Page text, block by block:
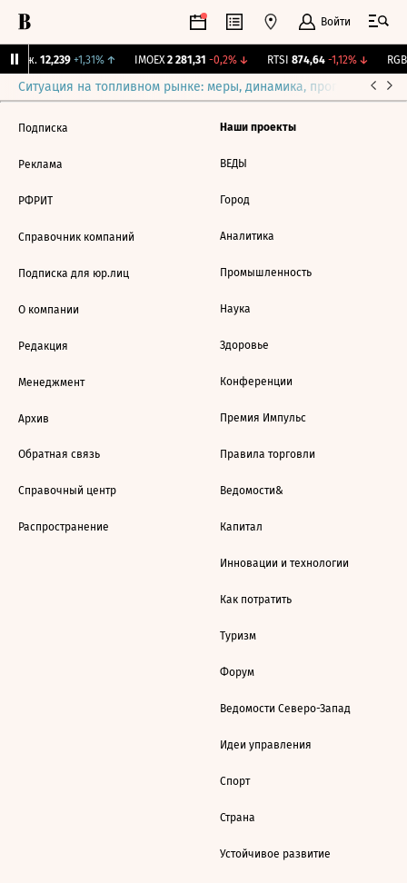
Войти
Бирж. 12,239 +1,31%↑ IMOEX 2 281,31 -0,2%↓ RTSI 874,64 -1,12%↓ RGBI
Ситуация на топливном рынке: меры, динамика, прогнозы
Подписка
Реклама
РФРИТ
Справочник компаний
Подписка для юр.лиц
О компании
Редакция
Менеджмент
Архив
Обратная связь
Справочный центр
Распространение
Наши проекты
ВЕДЫ
Город
Аналитика
Промышленность
Наука
Здоровье
Конференции
Премия Импульс
Правила торговли
Ведомости&
Капитал
Инновации и технологии
Как потратить
Туризм
Форум
Ведомости Северо-Запад
Идеи управления
Спорт
Страна
Устойчивое развитие